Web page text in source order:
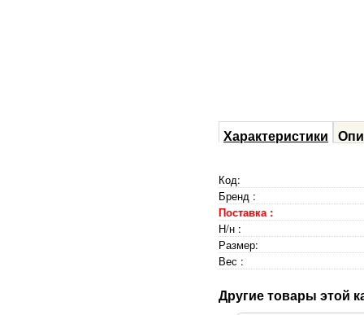
Характеристики
Код:
Бренд :
Поставка :
Н/н :
Размер:
Вес :
Другие товары этой